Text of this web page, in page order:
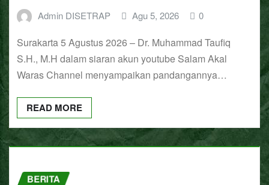
Admin DISETRAP Agu 5, 2026 0
Surakarta 5 Agustus 2026 – Dr. Muhammad Taufiq
S.H., M.H dalam siaran akun youtube Salam Akal
Waras Channel menyampaikan pandangannya…
READ MORE
BERITA